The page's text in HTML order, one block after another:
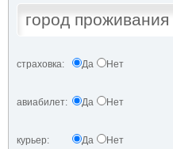
страховка: Да Нет
авиабилет: Да Нет
курьер: Да Нет